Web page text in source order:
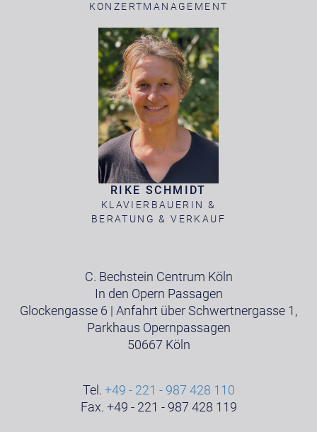
KONZERTMANAGEMENT
RIKE SCHMIDT
KLAVIERBAUERIN &
BERATUNG & VERKAUF
C. Bechstein Centrum Köln
In den Opern Passagen
Glockengasse 6 | Anfahrt über Schwertnergasse 1,
Parkhaus Opernpassagen
50667 Köln
Tel. +49 - 221 - 987 428 110
Fax. +49 - 221 - 987 428 119